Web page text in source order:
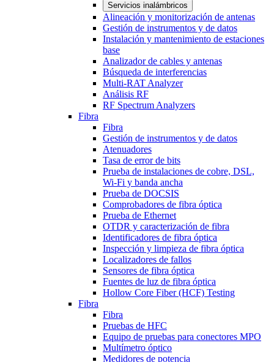
Servicios inalámbricos
Alineación y monitorización de antenas
Gestión de instrumentos y de datos
Instalación y mantenimiento de estaciones
base
Analizador de cables y antenas
Búsqueda de interferencias
Multi-RAT Analyzer
Análisis RF
RF Spectrum Analyzers
Fibra
Fibra
Gestión de instrumentos y de datos
Atenuadores
Tasa de error de bits
Prueba de instalaciones de cobre, DSL,
Wi-Fi y banda ancha
Prueba de DOCSIS
Comprobadores de fibra óptica
Prueba de Ethernet
OTDR y caracterización de fibra
Identificadores de fibra óptica
Inspección y limpieza de fibra óptica
Localizadores de fallos
Sensores de fibra óptica
Fuentes de luz de fibra óptica
Hollow Core Fiber (HCF) Testing
Fibra
Fibra
Pruebas de HFC
Equipo de pruebas para conectores MPO
Multímetro óptico
Medidores de potencia